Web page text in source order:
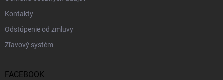
Kontakty
Odstúpenie od zmluvy
Zľavový systém
FACEBOOK